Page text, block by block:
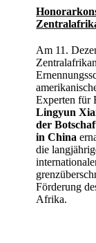
Am 11.
Experten für
Lingyun
der
in China
die
Förderung
Afrika.